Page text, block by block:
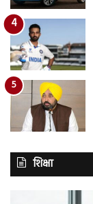
शिक्षा